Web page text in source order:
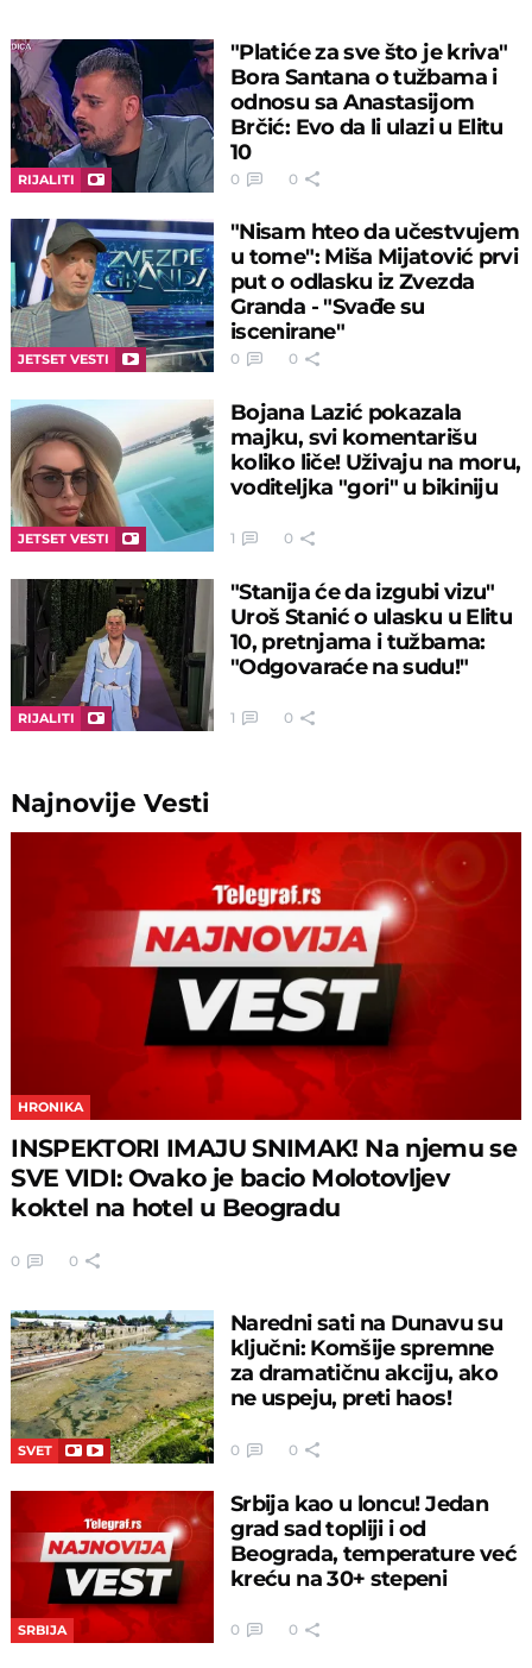
RIJALITI
"Platiće za sve što je kriva"
Bora Santana o tužbama i
odnosu sa Anastasijom
Brčić: Evo da li ulazi u Elitu
10
0 0
JETSET VESTI
"Nisam hteo da učestvujem
u tome": Miša Mijatović prvi
put o odlasku iz Zvezda
Granda - "Svađe su
iscenirane"
0 0
JETSET VESTI
Bojana Lazić pokazala
majku, svi komentarišu
koliko liče! Uživaju na moru,
voditeljka "gori" u bikiniju
1 0
RIJALITI
"Stanija će da izgubi vizu"
Uroš Stanić o ulasku u Elitu
10, pretnjama i tužbama:
"Odgovaraće na sudu!"
1 0
NajnovijeVesti
HRONIKA
INSPEKTORI IMAJU SNIMAK! Na njemu se
SVE VIDI: Ovako je bacio Molotovljev
koktel na hotel u Beogradu
0 0
SVET
Naredni sati na Dunavu su
ključni: Komšije spremne
za dramatičnu akciju, ako
ne uspeju, preti haos!
0 0
SRBIJA
Srbija kao u loncu! Jedan
grad sad topliji i od
Beograda, temperature već
kreću na 30+ stepeni
0 0